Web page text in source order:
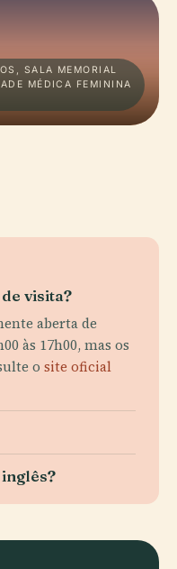
SALA MEMORIAL
MÉDICA FEMININA
visita?
aberta de
às 17h00, mas os
o site oficial